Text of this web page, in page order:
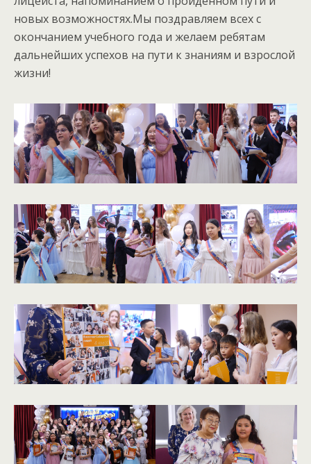
новых возможностях.Мы поздравляем всех с
окончанием учебного года и желаем ребятам
дальнейших успехов на пути к знаниям и взрослой
жизни!